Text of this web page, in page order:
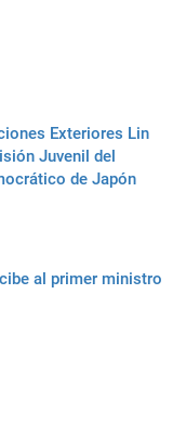
Exteriores Lin
Juvenil del
de Japón
al primer ministro